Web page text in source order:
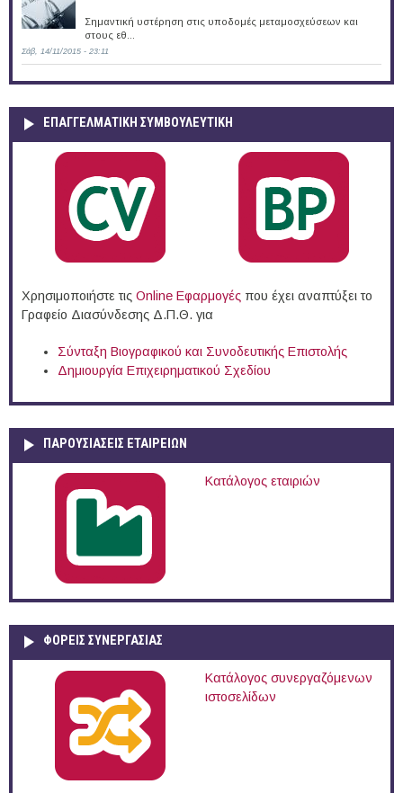
Σημαντική υστέρηση στις υποδομές μεταμοσχεύσεων και
στους εθ...
Σάβ, 14/11/2015 - 23:11
ΕΠΑΓΓΕΛΜΑΤΙΚΉ ΣΥΜΒΟΥΛΕΥΤΙΚΉ
Χρησιμοποιήστε τις Online Eφαρμογές που έχει αναπτύξει το
Γραφείο Διασύνδεσης Δ.Π.Θ. για
Σύνταξη Βιογραφικού και Συνοδευτικής Επιστολής
Δημιουργία Επιχειρηματικού Σχεδίου
ΠΑΡΟΥΣΙΆΣΕΙΣ ΕΤΑΙΡΕΙΏΝ
Κατάλογος εταιριών
ΦΟΡΕΙΣ ΣΥΝΕΡΓΑΣΙΑΣ
Κατάλογος συνεργαζόμενων
ιστοσελίδων